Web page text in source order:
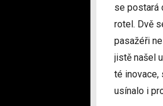
se postará
rotel. Dvě
pasažéři
jistě našel
té inovace,
usínalo i